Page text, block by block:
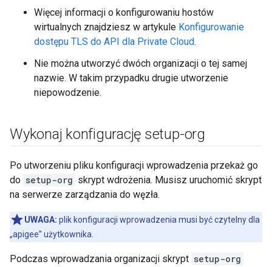
Więcej informacji o konfigurowaniu hostów
wirtualnych znajdziesz w artykule Konfigurowanie
dostępu TLS do API dla Private Cloud.
Nie można utworzyć dwóch organizacji o tej samej
nazwie. W takim przypadku drugie utworzenie
niepowodzenie.
Wykonaj konfigurację setup-org
Po utworzeniu pliku konfiguracji wprowadzenia przekaż go
do setup-org skrypt wdrożenia. Musisz uruchomić skrypt
na serwerze zarządzania do węzła.
UWAGA: plik konfiguracji wprowadzenia musi być czytelny dla
„apigee” użytkownika.
Podczas wprowadzania organizacji skrypt setup-org